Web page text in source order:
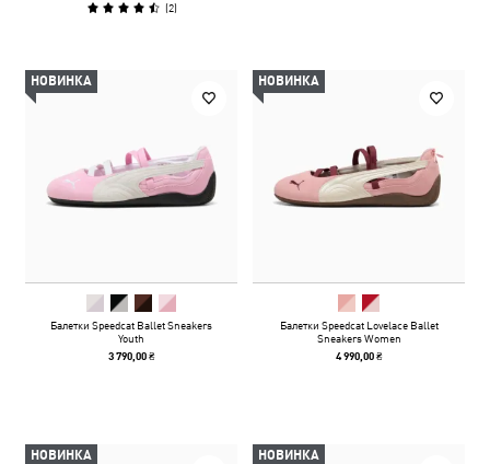
(2)
НОВИНКА
Балетки Speedcat Ballet Sneakers
Youth
3 790,00 ₴
НОВИНКА
Балетки Speedcat Lovelace Ballet
Sneakers Women
4 990,00 ₴
НОВИНКА НОВИНКА